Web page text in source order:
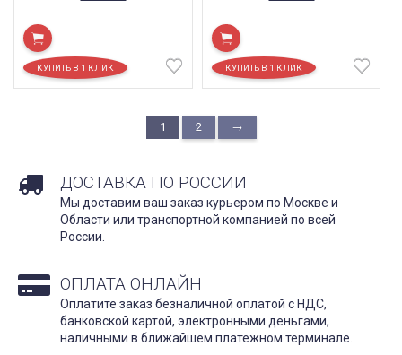
1 2 →
ДОСТАВКА ПО РОССИИ
Мы доставим ваш заказ курьером по Москве и
Области или транспортной компанией по всей
России.
ОПЛАТА ОНЛАЙН
Оплатите заказ безналичной оплатой с НДС,
банковской картой, электронными деньгами,
наличными в ближайшем платежном терминале.